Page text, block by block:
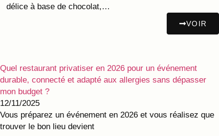
délice à base de chocolat,…
VOIR
Quel restaurant privatiser en 2026 pour un événement
durable, connecté et adapté aux allergies sans dépasser
mon budget ?
12/11/2025
Vous préparez un événement en 2026 et vous réalisez que
trouver le bon lieu devient